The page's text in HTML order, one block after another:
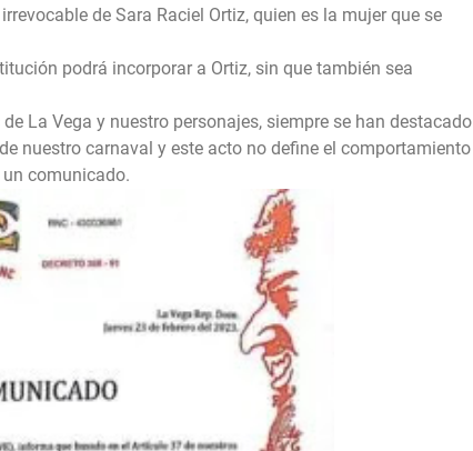
de Sara Raciel Ortiz, quien es la mujer que se
podrá incorporar a Ortiz, sin que también sea
La Vega y nuestro personajes, siempre se han destacado
nuestro carnaval y este acto no define el comportamiento
un comunicado.